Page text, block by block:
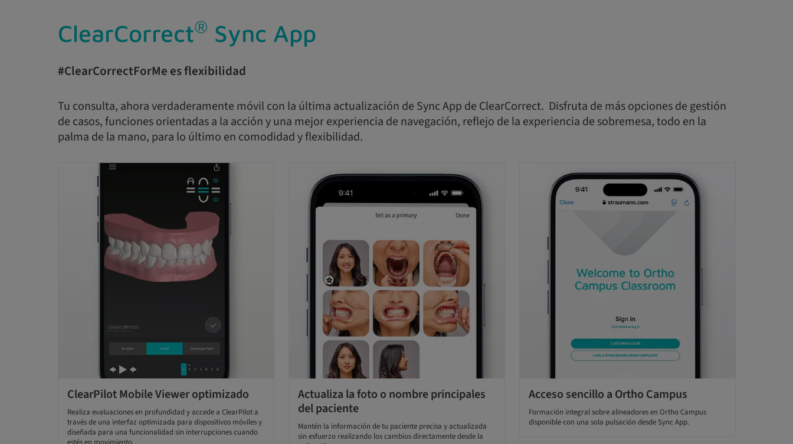
ClearCorrect® Sync App
#ClearCorrectForMe es flexibilidad
Tu consulta, ahora verdaderamente móvil con la última actualización de Sync App de ClearCorrect. Disfruta de más opciones de gestión
de casos, funciones orientadas a la acción y una mejor experiencia de navegación, reflejo de la experiencia de sobremesa, todo en la
palma de la mano, para lo último en comodidad y flexibilidad.
ClearPilot Mobile Viewer optimizado
Realiza evaluaciones en profundidad y accede a ClearPilot a
través de una interfaz optimizada para dispositivos móviles y
diseñada para una funcionalidad sin interrupciones cuando
Actualiza la foto o nombre principales
del paciente
Mantén la información de tu paciente precisa y actualizada
sin esfuerzo realizando los cambios directamente desde la
Acceso sencillo a Ortho Campus
Formación integral sobre alineadores en Ortho Campus
disponible con una sola pulsación desde Sync App.